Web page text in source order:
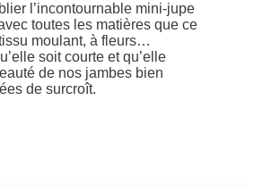
l’incontournable mini-jupe
toutes les matières que ce
moulant, à fleurs…
soit courte et qu’elle
de nos jambes bien
de surcroît.